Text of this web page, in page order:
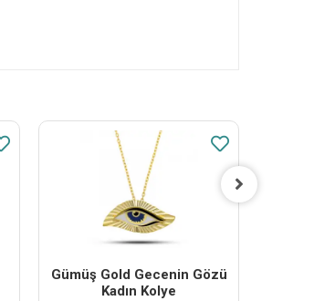
Gümüş Gold Gecenin Gözü
Kadın Kolye